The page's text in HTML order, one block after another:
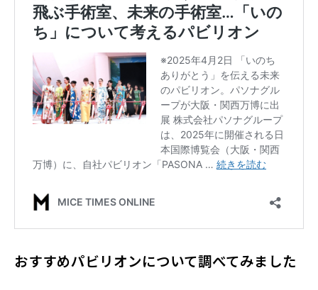
おすすめパビリオンについて調べてみました